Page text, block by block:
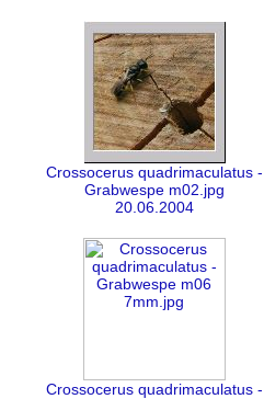
Crossocerus quadrimaculatus -
Grabwespe m02.jpg
20.06.2004
Crossocerus quadrimaculatus -